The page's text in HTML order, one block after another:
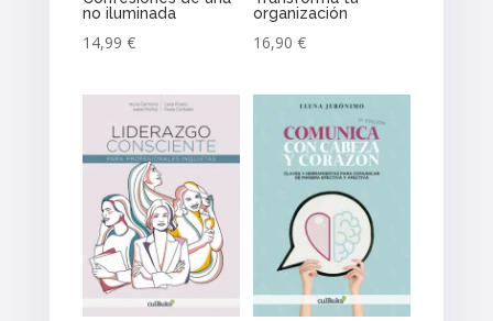
no iluminada
14,99 €
organización
16,90 €